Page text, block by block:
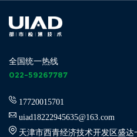
全国统一热线
022-59267787
17720015701
uiad18222945635@163.com
天津市西青经济技术开发区盛达